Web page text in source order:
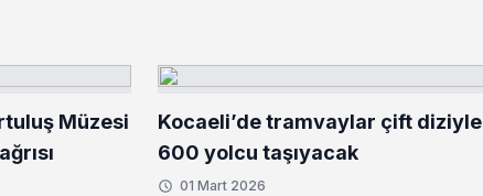
Müzesi
Kocaeli’de tramvaylar çift diziyle
600 yolcu taşıyacak
01 Mart 2026